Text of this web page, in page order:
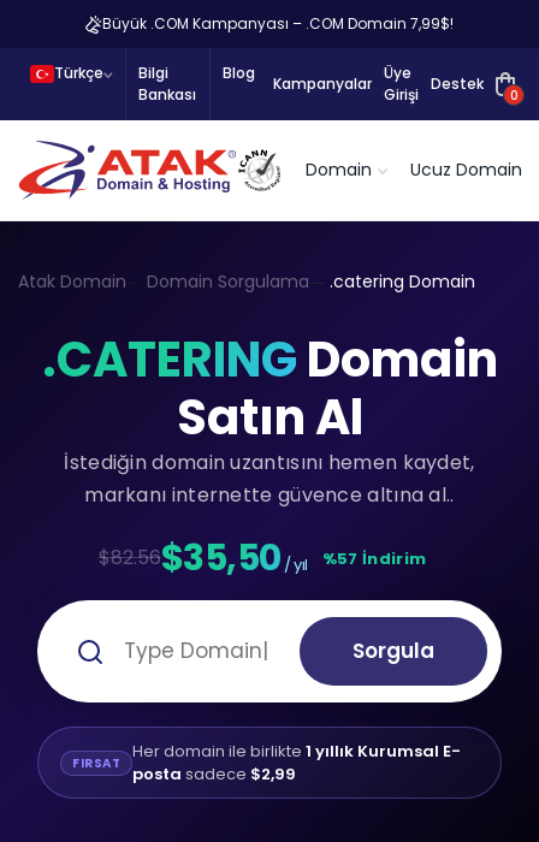
Büyük .COM Kampanyası – .COM Domain 7,99$!
Türkçe
Bilgi
Bankası
Blog
Kampanyalar
Üye
Girişi
Destek
0
Domain Ucuz Domain
Atak Domain Domain Sorgulama .catering Domain
.CATERINGDomain
Satın Al
İstediğin domain uzantısını hemen kaydet,
markanı internette güvence altına al..
$82.56$35,50 / yıl %57 İndirim
Sorgula
FIRSAT Her domain ile birlikte 1 yıllık Kurumsal E-
posta sadece $2,99